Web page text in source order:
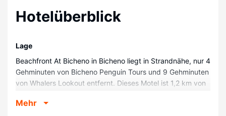
Hotelüberblick
Lage
Beachfront At Bicheno in Bicheno liegt in Strandnähe, nur 4
Gehminuten von Bicheno Penguin Tours und 9 Gehminuten
von Whalers Lookout entfernt. Dieses Motel ist 1,2 km von
Park entfernt.
Mehr